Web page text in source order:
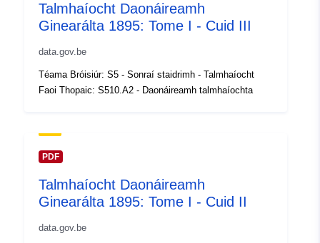
49.49 ], [ 2.54, 49.49 ], [ 2.54,
51.51 ] ]
Aitheantóirí: Q14882#ID
Raon ama:
01 January 1895
Talmhaíocht Daonáireamh
Ginearálta 1895: Tome I - Cuid III
data.gov.be
Téama Bróisiúr: S5 - Sonraí staidrimh - Talmhaíocht
Faoi Thopaic: S510.A2 - Daonáireamh talmhaíochta
PDF
Talmhaíocht Daonáireamh
Ginearálta 1895: Tome I - Cuid II
data.gov.be